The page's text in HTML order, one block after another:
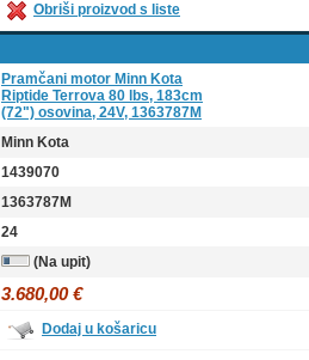
Obriši proizvod s liste
Pramčani motor Minn Kota
Riptide Terrova 80 lbs, 183cm
(72") osovina, 24V, 1363787M
Minn Kota
1439070
1363787M
24
(Na upit)
3.680,00 €
Dodaj u košaricu